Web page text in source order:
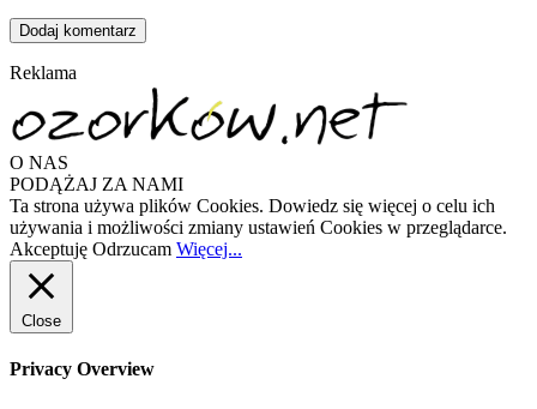
Reklama
O NAS
PODĄŻAJ ZA NAMI
Ta strona używa plików Cookies. Dowiedz się więcej o celu ich
używania i możliwości zmiany ustawień Cookies w przeglądarce.
Akceptuję Odrzucam Więcej...
Close
Privacy Overview